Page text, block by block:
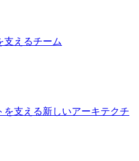
支えるチーム
支える新しいアーキテクチ